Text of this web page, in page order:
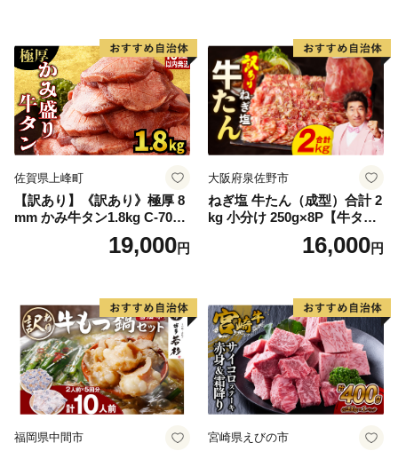
厚切り タン
佐賀県上峰町
【訳あり】《訳あり》極厚 8
mm かみ牛タン1.8kg C-709-
19,000円
大阪府泉佐野市
ねぎ塩 牛たん（成型）合計 2
kg 小分け 250g×8P【牛タン
牛肉 焼肉用 薄切り 訳あり サ
16,000円
福岡県中間市 宮崎県えびの市